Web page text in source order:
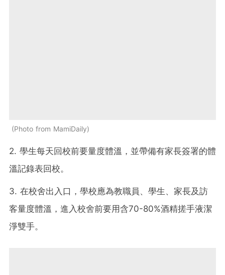
Photo from MamiDaily
2. 學生每天回校前要量度體溫，並帶備有家長簽署的體
溫記錄表回校。
3. 在校舍出入口，學校應為教職員、學生、家長及訪
客量度體溫，進入校舍前要用含70-80%酒精搓手液潔
淨雙手。